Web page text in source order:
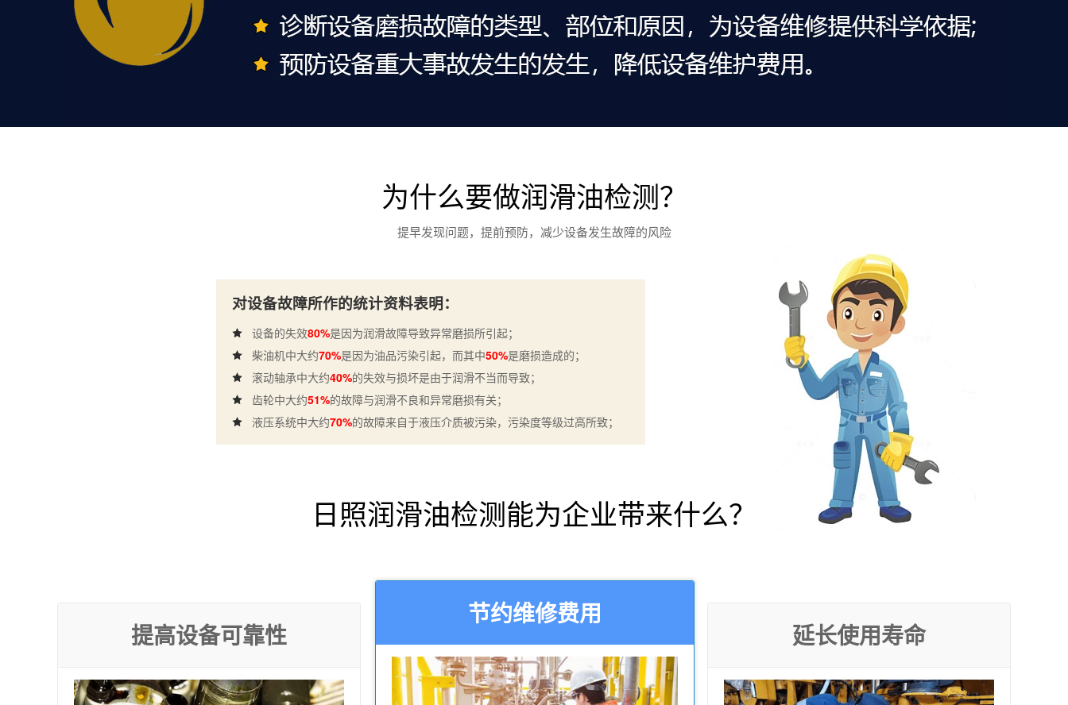
为什么要做润滑油检测？
提早发现问题，提前预防，减少设备发生故障的风险
对设备故障所作的统计资料表明：
设备的失效80%是因为润滑故障导致异常磨损所引起；
柴油机中大约70%是因为油品污染引起，而其中50%是磨损造成的；
滚动轴承中大约40%的失效与损坏是由于润滑不当而导致；
齿轮中大约51%的故障与润滑不良和异常磨损有关；
液压系统中大约70%的故障来自于液压介质被污染，污染度等级过高所致；
日照润滑油检测能为企业带来什么？
提高设备可靠性
节约维修费用
延长使用寿命